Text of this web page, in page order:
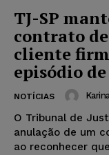
TJ-SP
contrato
cliente
episódio
NOTÍCIAS
O Tribunal de
anulação de um
ao reconhecer